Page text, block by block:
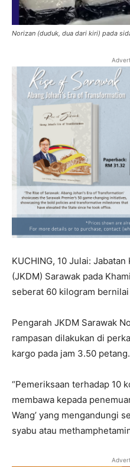
Norizan (duduk, dua dari kiri) pada
KUCHING, 10 Julai:
(JKDM) Sarawak pada
seberat 60 kilogram
Pengarah JKDM Sarawak
rampasan dilakukan di
kargo pada jam 3.50 petang.
“Pemeriksaan terhadap 10
membawa kepada
Wang’ yang mengandungi
syabu atau